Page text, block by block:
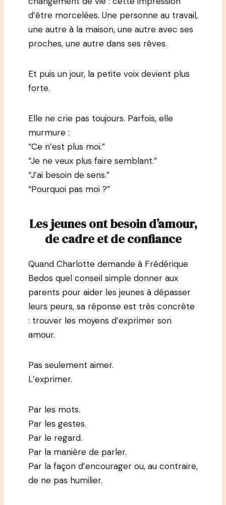
d’être morcelées. Une personne au travail,
une autre à la maison, une autre avec ses
proches, une autre dans ses rêves.
Et puis un jour, la petite voix devient plus
forte.
Elle ne crie pas toujours. Parfois, elle
murmure :
“Ce n’est plus moi.”
“Je ne veux plus faire semblant.”
“J’ai besoin de sens.”
“Pourquoi pas moi ?”
Les jeunes ont besoin d’amour,
de cadre et de confiance
Quand Charlotte demande à Frédérique
Bedos quel conseil simple donner aux
parents pour aider les jeunes à dépasser
leurs peurs, sa réponse est très concrète
: trouver les moyens d’exprimer son
amour.
Pas seulement aimer.
L’exprimer.
Par les mots.
Par les gestes.
Par le regard.
Par la manière de parler.
Par la façon d’encourager ou, au contraire,
de ne pas humilier.